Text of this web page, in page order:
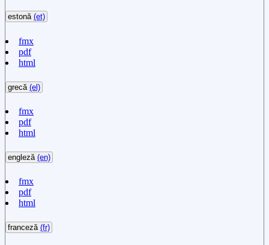
estonă (et)
fmx
pdf
html
grecă (el)
fmx
pdf
html
engleză (en)
fmx
pdf
html
franceză (fr)